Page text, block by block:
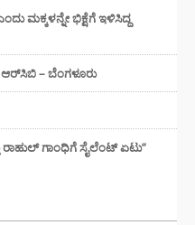
ಮಕ್ಕಳನ್ನೇ ಭಿಕ್ಷೆಗೆ ಇಳಿಸಿದ್ದ
ಆರ್‌ಸಿಬಿ – ಬೆಂಗಳೂರು
ರಾಹುಲ್‌ ಗಾಂಧಿಗೆ ಸೈಲೆಂಟ್ ಏಟು”